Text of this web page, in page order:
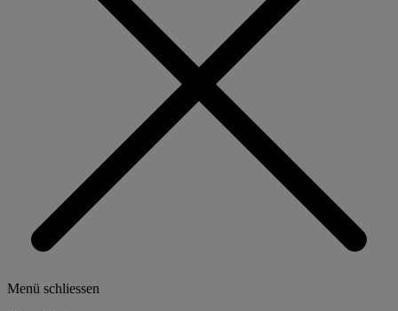
Menü schliessen